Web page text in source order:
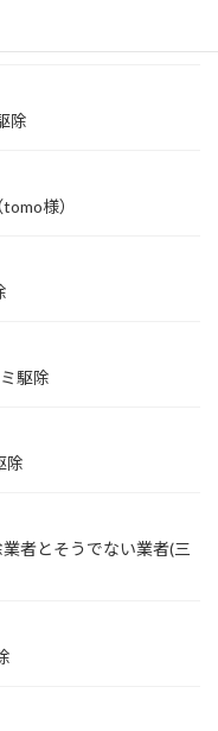
除
様）
駆除
除
者とそうでない業者(三